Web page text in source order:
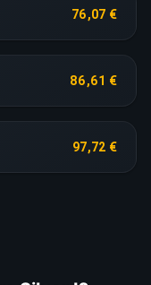
76,07 €
86,61 €
97,72 €